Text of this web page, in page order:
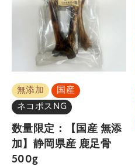
無添加
国産
ネコポスNG
数量限定：【国産 無添
加】静岡県産 鹿足骨
500g